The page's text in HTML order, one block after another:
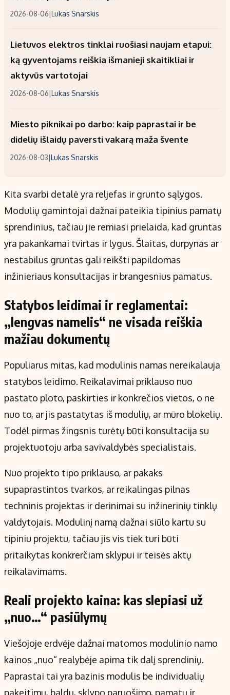
2026-08-06|Lukas Snarskis
Lietuvos elektros tinklai ruošiasi naujam etapui:
ką gyventojams reiškia išmanieji skaitikliai ir
aktyvūs vartotojai
2026-08-06|Lukas Snarskis
Miesto piknikai po darbo: kaip paprastai ir be
didelių išlaidų paversti vakarą maža švente
2026-08-03|Lukas Snarskis
Kita svarbi detalė yra reljefas ir grunto sąlygos.
Modulių gamintojai dažnai pateikia tipinius pamatų
sprendinius, tačiau jie remiasi prielaida, kad gruntas
yra pakankamai tvirtas ir lygus. Šlaitas, durpynas ar
nestabilus gruntas gali reikšti papildomas
inžinieriaus konsultacijas ir brangesnius pamatus.
Statybos leidimai ir reglamentai:
„lengvas namelis“ ne visada reiškia
mažiau dokumentų
Populiarus mitas, kad modulinis namas nereikalauja
statybos leidimo. Reikalavimai priklauso nuo
pastato ploto, paskirties ir konkrečios vietos, o ne
nuo to, ar jis pastatytas iš modulių, ar mūro blokelių.
Todėl pirmas žingsnis turėtų būti konsultacija su
projektuotoju arba savivaldybės specialistais.
Nuo projekto tipo priklauso, ar pakaks
supaprastintos tvarkos, ar reikalingas pilnas
techninis projektas ir derinimai su inžinerinių tinklų
valdytojais. Modulinį namą dažnai siūlo kartu su
tipiniu projektu, tačiau jis vis tiek turi būti
pritaikytas konkrerčiam sklypui ir teisės aktų
reikalavimams.
Reali projekto kaina: kas slepiasi už
„nuo…“ pasiūlymų
Viešojoje erdvėje dažnai matomos modulinio namo
kainos „nuo“ realybėje apima tik dalį sprendinių.
Paprastai tai yra bazinis modulis be individualių
pakeitimų, baldų, sklypo paruošimo, pamatų ir